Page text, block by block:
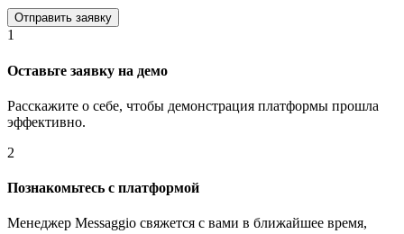
1
Оставьте заявку на демо
Расскажите о себе, чтобы демонстрация платформы прошла
эффективно.
2
Познакомьтесь с платформой
Менеджер Messaggio свяжется с вами в ближайшее время,